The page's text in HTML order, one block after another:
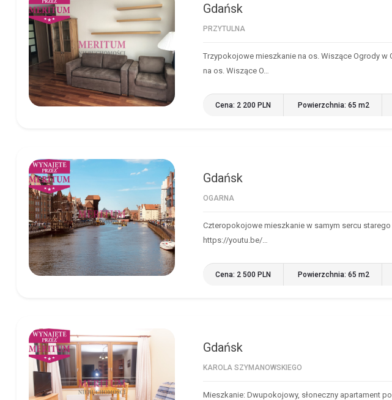
GDAŃSK Gdańsk
PRZYTULNA
Trzypokojowe mieszkanie na os. Wiszące Ogrody w
na os. Wiszące O…
Cena: 2 200 PLN Powierzchnia: 65 m2
GDAŃSK Gdańsk
OGARNA
Czteropokojowe mieszkanie w samym sercu
https://youtu.be/…
Cena: 2 500 PLN Powierzchnia: 65 m2
GDAŃSK Gdańsk
KAROLA SZYMANOWSKIEGO
Mieszkanie: Dwupokojowy, słoneczny apartament